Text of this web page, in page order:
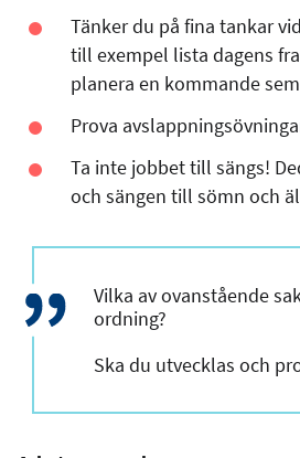
Tänker du på fina tankar
till exempel lista dagens
planera en kommande
Prova
Ta inte jobbet till sängs!
och sängen till sömn och
Vilka av ovanstående
ordning?
Ska du utvecklas och